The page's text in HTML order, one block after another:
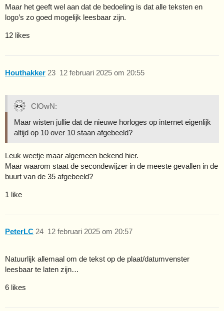
Maar het geeft wel aan dat de bedoeling is dat alle teksten en
logo’s zo goed mogelijk leesbaar zijn.
12 likes
Houthakker 12 februari 2025 om 20:55
23
ClOwN:
Maar wisten jullie dat de nieuwe horloges op internet eigenlijk
altijd op 10 over 10 staan afgebeeld?
Leuk weetje maar algemeen bekend hier.
Maar waarom staat de secondewijzer in de meeste gevallen in de
buurt van de 35 afgebeeld?
1 like
PeterLC 12 februari 2025 om 20:57
24
Natuurlijk allemaal om de tekst op de plaat/datumvenster
leesbaar te laten zijn…
6 likes